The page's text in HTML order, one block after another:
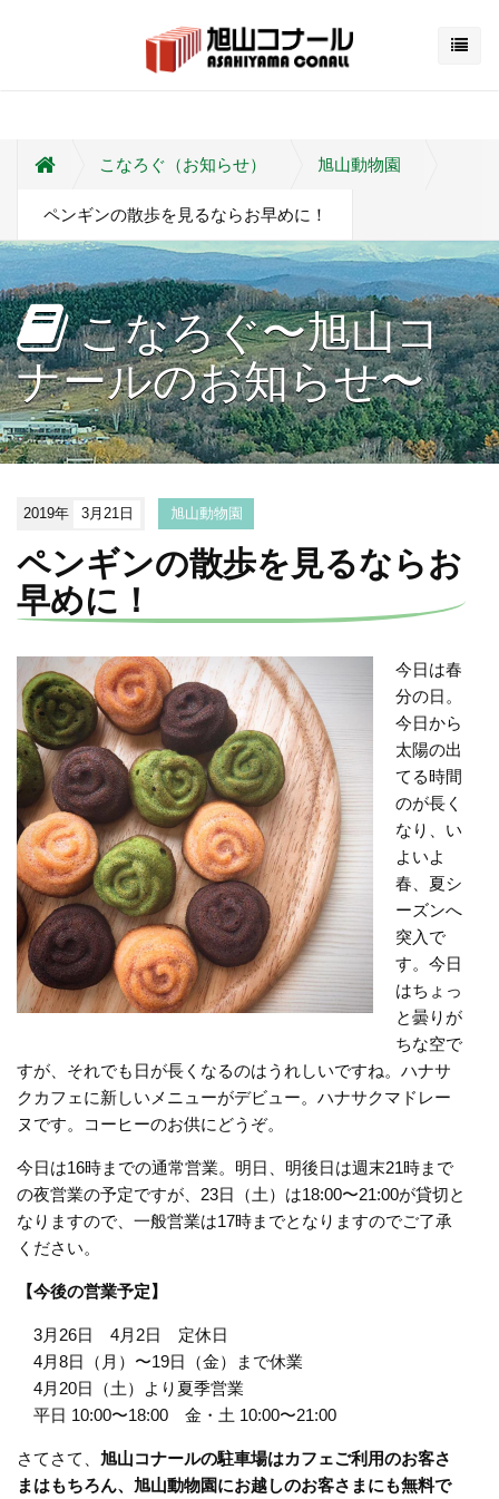
こなろぐ（お知らせ） 旭山動物園
ペンギンの散歩を見るならお早めに！
こなろぐ〜旭山コ
ナールのお知らせ〜
2019年 3月21日 旭山動物園
ペンギンの散歩を見るならお
早めに！
今日は春
分の日。
今日から
太陽の出
てる時間
のが長く
なり、い
よいよ
春、夏シ
ーズンへ
突入で
す。今日
はちょっ
と曇りが
ちな空で
すが、それでも日が長くなるのはうれしいですね。ハナサ
クカフェに新しいメニューがデビュー。ハナサクマドレー
ヌです。コーヒーのお供にどうぞ。
今日は16時までの通常営業。明日、明後日は週末21時まで
の夜営業の予定ですが、23日（土）は18:00〜21:00が貸切と
なりますので、一般営業は17時までとなりますのでご了承
ください。
【今後の営業予定】
3月26日 4月2日 定休日
4月8日（月）〜19日（金）まで休業
4月20日（土）より夏季営業
平日 10:00〜18:00 金・土 10:00〜21:00
さてさて、 旭山コナールの駐車場はカフェご利用のお客さ
まはもちろん、旭山動物園にお越しのお客さまにも無料で